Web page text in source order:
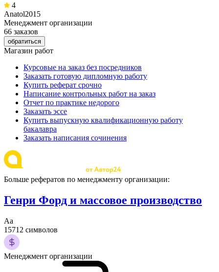
4
Anatol2015
Менеджмент организации
66 заказов
обратиться
Магазин работ
Курсовые на заказ без посредников
Заказать готовую дипломную работу
Купить реферат срочно
Написание контрольных работ на заказ
Отчет по практике недорого
Заказать эссе
Купить выпускную квалификационную работу
бакалавра
Заказать написания сочинения
Больше рефератов по менеджменту организации:
Генри Форд и массовое производство
Аа
15712 символов
Менеджмент организации